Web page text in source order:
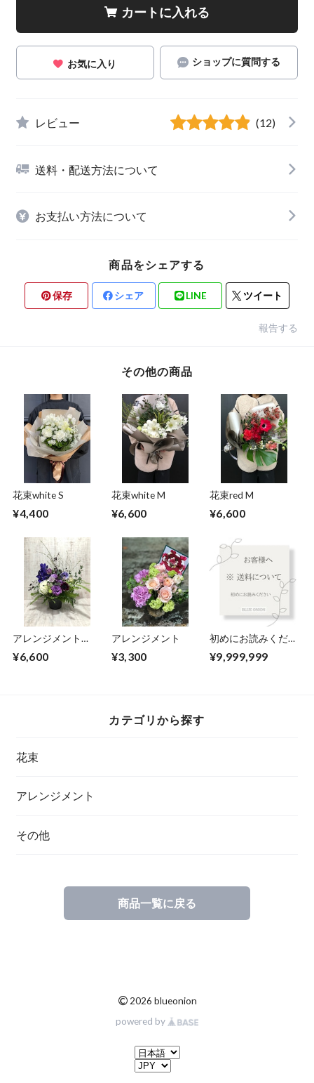
カートに入れる
お気に入り ショップに質問する
レビュー (12)
送料・配送方法について
お支払い方法について
商品をシェアする
保存 シェア LINE ツイート
報告する
その他の商品
花束white S
¥4,400
花束white M
¥6,600
花束red M
¥6,600
アレンジメント
¥6,600
アレンジメント
¥3,300
初めにお読みくださ
¥9,999,999
カテゴリから探す
花束
アレンジメント
その他
商品一覧に戻る
© 2026 blueonion
powered by